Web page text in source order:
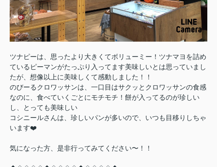
ツナピーは、思ったより大きくてボリューミー！ツナマヨを詰め
ているピーマンがたっぷり入ってます美味しいとは思っていまし
たが、想像以上に美味しくて感動しました！！
のびーるクロワッサンは、一口目はサクッとクロワッサンの食感
なのに、食べていくごとにモチモチ！餅が入ってるのが珍しい
し、とっても美味しい
コシニールさんは、珍しいパンが多いので、いつも目移りしちゃ
います❤️
気になった方、是非行ってみてください〜！！